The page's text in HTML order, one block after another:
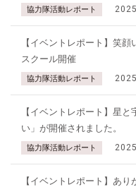
協力隊活動レポート
【イベントレポート】笑
スクール開催
協力隊活動レポート
【イベントレポート】星
い」が開催されました。
協力隊活動レポート
【イベントレポート】あ